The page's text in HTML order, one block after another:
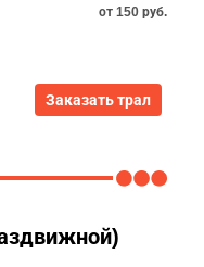
от 150 руб.
Заказать трал